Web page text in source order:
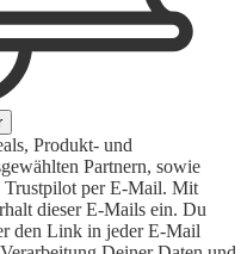
Produkt- und
Partnern, sowie
Trustpilot per E-Mail. Mit
dieser E-Mails ein. Du
den Link in jeder E-Mail